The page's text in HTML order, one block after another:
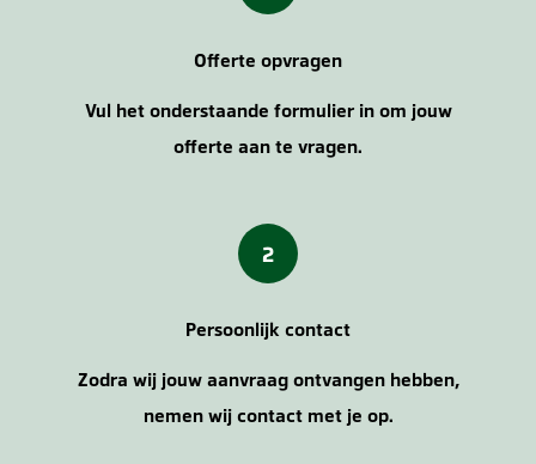
Offerte opvragen
Vul het onderstaande formulier in om jouw
offerte aan te vragen.
2
Persoonlijk contact
Zodra wij jouw aanvraag ontvangen hebben,
nemen wij contact met je op.